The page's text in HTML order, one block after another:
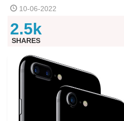
10-06-2022
2.5k
SHARES